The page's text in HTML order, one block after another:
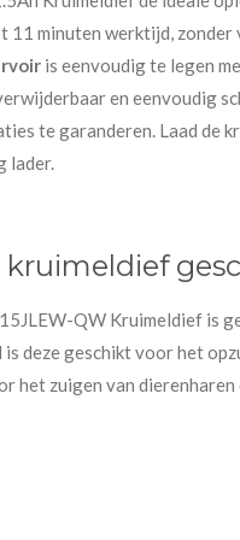
11 minuten werktijd, zonder
is eenvoudig te legen
en eenvoudig
te garanderen. Laad de
lader.
kruimeldief
QW Kruimeldief is
is deze geschikt voor het
het zuigen van